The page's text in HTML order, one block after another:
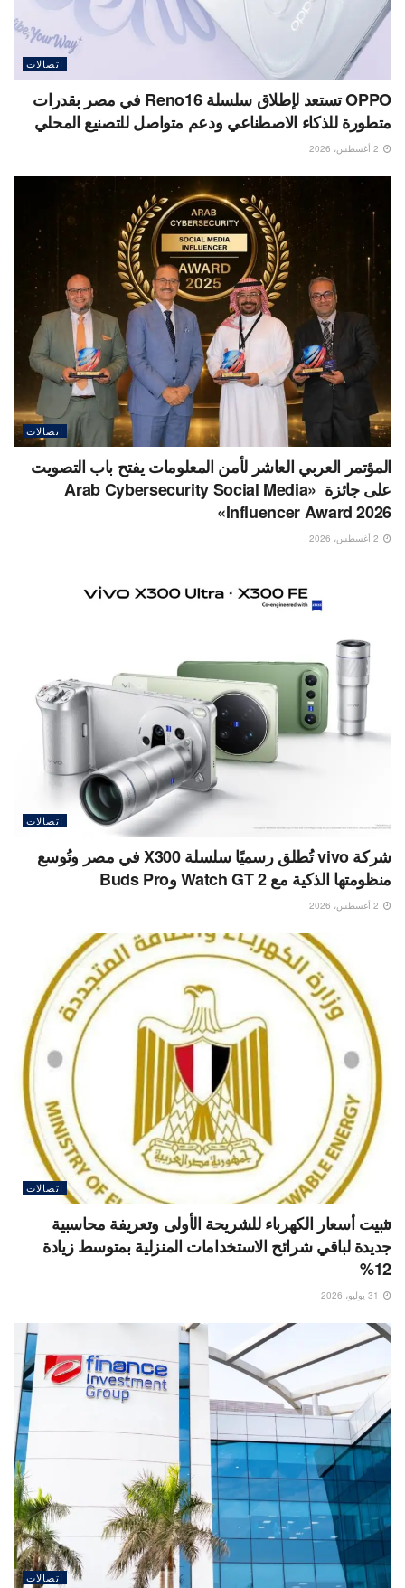
اتصالات
OPPO تستعد لإطلاق سلسلة Reno16 في مصر بقدرات
متطورة للذكاء الاصطناعي ودعم متواصل للتصنيع المحلي
اتصالات
المؤتمر العربي العاشر لأمن المعلومات يفتح باب التصويت
على جائزة «Arab Cybersecurity Social Media
Influencer Award 2026»
اتصالات
شركة vivo تُطلق رسميًا سلسلة X300 في مصر وتُوسع
منظومتها الذكية مع Watch GT 2 وBuds Pro
اتصالات
تثبيت أسعار الكهرباء للشريحة الأولى وتعريفة محاسبية
جديدة لباقي شرائح الاستخدامات المنزلية بمتوسط زيادة
12%
اتصالات